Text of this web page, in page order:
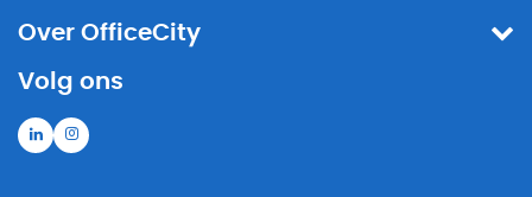
Over OfficeCity
Volg ons